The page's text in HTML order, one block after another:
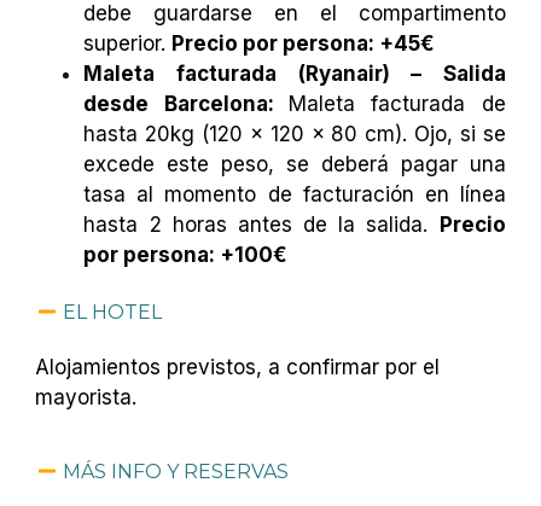
debe guardarse en el compartimento
superior. Precio por persona: +45€
Maleta facturada (Ryanair) – Salida
desde Barcelona: Maleta facturada de
hasta 20kg (120 x 120 x 80 cm). Ojo, si se
excede este peso, se deberá pagar una
tasa al momento de facturación en línea
hasta 2 horas antes de la salida.
Precio
por persona: +100€
EL HOTEL
Alojamientos previstos, a confirmar por el
mayorista.
MÁS INFO Y RESERVAS